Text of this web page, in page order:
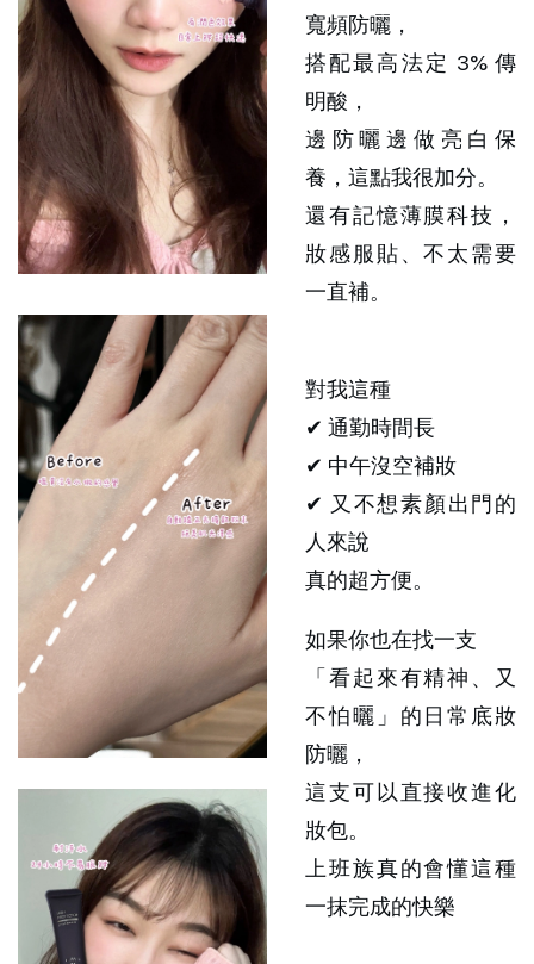
寬頻防曬，
搭配最高法定 3% 傳
明酸，
邊防曬邊做亮白保
養，這點我很加分。
還有記憶薄膜科技，
妝感服貼、不太需要
一直補。
對我這種
✔ 通勤時間長
✔ 中午沒空補妝
✔ 又不想素顏出門的
人來說
真的超方便。
如果你也在找一支
「看起來有精神、又
不怕曬」的日常底妝
防曬，
這支可以直接收進化
妝包。
上班族真的會懂這種
一抹完成的快樂